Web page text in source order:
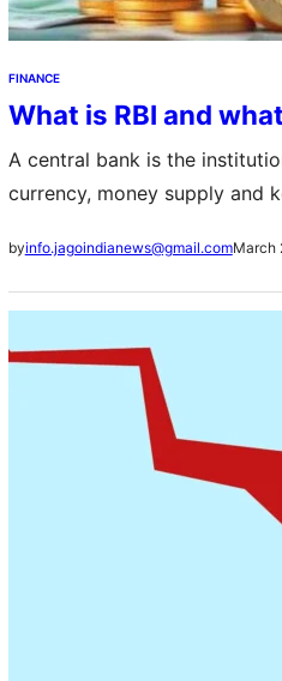
FINANCE
What is RBI and
A central bank is the
currency, money supply and
byinfo.jagoindianews@gmail.comMarch